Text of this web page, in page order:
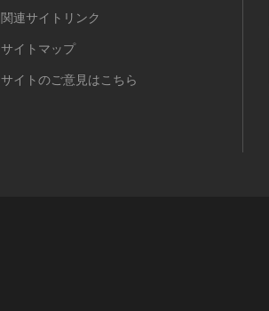
関連サイトリンク
サイトマップ
サイトのご意見はこちら